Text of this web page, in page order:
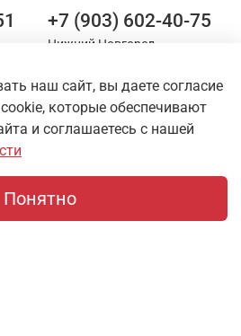
+7 (903) 602-40-75
Нижний Новгород
наш сайт, вы даете согласие
которые обеспечивают
и соглашаетесь с нашей
Понятно